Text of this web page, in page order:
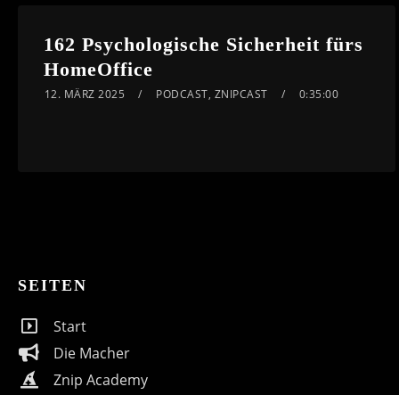
162 Psychologische Sicherheit fürs
HomeOffice
12. MÄRZ 2025 PODCAST, ZNIPCAST 0:35:00
SEITEN
Start
Die Macher
Znip Academy